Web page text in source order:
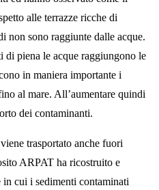
alle terrazze ricche di
non sono raggiunte dalle acque.
di piena le acque raggiungono le
in maniera importante i
al mare. All’aumentare quindi
dei contaminanti.
trasportato anche fuori
ARPAT ha ricostruito e
in cui i sedimenti contaminati